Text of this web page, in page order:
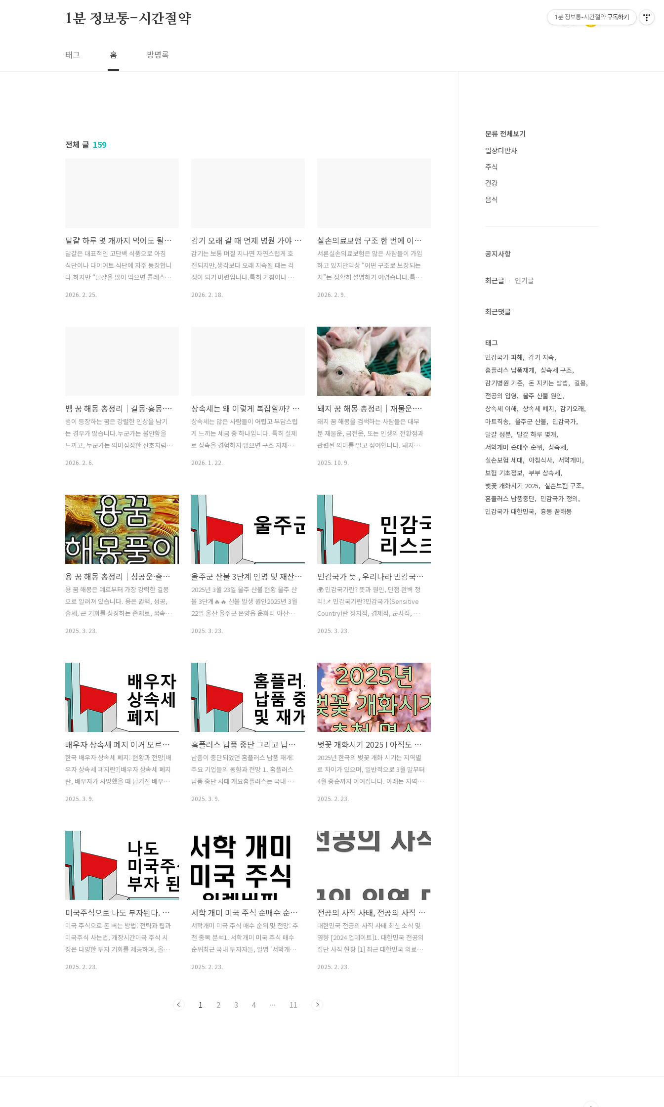
1분 정보통-시간절약
태그 홈 방명록
전체 글 159
달걀 하루 몇 개까지 먹어도 될까? 콜레스테롤 기준 정리 (2026)
달걀은 대표적인 고단백 식품으로 아침
식단이나 다이어트 식단에 자주 등장합니
다.하지만 “달걀을 많이 먹으면 콜레스테
테롤 섭취량을 300mg 이하로 제한하라
는 권고가 있었습니다.하지만 최근 연구
에서는 식이 콜레스테롤이 혈중 콜레스테
롤에 미치는 영향은 개인차가 크다는 결
2026. 2. 25.
감기 오래 갈 때 언제 병원 가야 할까? 증상별 기준 정리
감기는 보통 며칠 지나면 자연스럽게 호
전되지만,생각보다 오래 지속될 때는 걱
정이 되기 마련입니다.특히 기침이나 열
이상 지속될 때열이 계속 유지되거나해열
제에도 잘 떨어지지 않는 경우에는단순
감기 외 다른 질환 가능성을 확인하는 것
이 좋습니다.2. 기침이 2주 이상 지속될
른 호흡기..
2026. 2. 18.
실손의료보험 구조 한 번에 이해하기｜왜 세대별로 다를까?
서론실손의료보험은 많은 사람들이 가입
하고 있지만막상 “어떤 구조로 보장되는
지”는 정확히 설명하기 어렵습니다.특히1
경우도 많습니다.이 글에서는실손보험의
기본 구조와 세대별 차이를가입 권유 없
이, 이해 중심으로 정리해봅니다. 실손의
료보험의 기본 구조실손보험은병원에서
실제로 지출한 의료비 중일정 부분을 보
장해주는 보험입니다.즉,진단비처럼 “정
해진 금액”을 받는 구조가 아니라실제로
낸 의료비를 기준으로 보장합니다.그래서
실손보험은보장 범위와 자기부담금 구조
가매우 중요하게 작용합니다.왜 실손보험
은 세대가 나뉘었을까?실손보험은 시간
급 부담으로 인해여러 차례..
2026. 2. 9.
뱀 꿈 해몽 총정리｜길몽·흉몽·상황별 의미 한눈에 정리
뱀이 등장하는 꿈은 강렬한 인상을 남기
는 경우가 많습니다.누군가는 불안함을
느끼고, 누군가는 의미심장한 신호처럼
이 글에서는 뱀 꿈의 기본적인 상징 의미
부터길몽과 흉몽, 그리고 상황별 해석까
지 차분하게 정리해봅니다. 뱀 꿈의 기본
적인 상징 의미꿈에서 뱀은 보통 변화, 경
계심, 본능, 숨겨진 감정을 상징합니다.현
실에서 쉽게 드러나지 않는 감정이나무의
식 속에서 쌓여 있던 긴장감이뱀이라는
형태로 나타나는 경우가 많습니다.따라서
뱀 꿈은현재 자신의 상황이나 심리 상태
를 돌아볼 필요가 있다는신호로 해석되는
경우가 많습니다. 길몽으로 해석되는 뱀
않고조용히 스쳐..
2026. 2. 6.
상속세는 왜 이렇게 복잡할까? 계산 구조를 이해하면 보이는 것들 (2026)
상속세는 많은 사람들이 어렵고 부담스럽
게 느끼는 세금 중 하나입니다. 특히 실제
로 상속을 경험하지 않으면 구조 자체를
해하면 무엇이 보이는지를 2026년 기준
으로 정리해봅니다. 상속세란 무엇을 기
준으로 매겨질까? 상속세는 단순히 ‘얼마
를 받았느냐’만으로 결정되지 않습니다.
상속 재산의 종류, 상속인의 관계, 공제 항
목 등이 함께 고려됩니다. 그래서 같은 금
액을 상속받더라도 상황에 따라 실제 세
금 부담은 크게 달라질 수 있습니다. 상속
세 계산 구조의 기본 흐름 상속세는 크게
다음과 같은 순서로 계산됩니다. 1. 전체
상속 재산 평가 2. 공제 항목 적용 3. 과세
2026. 1. 22.
돼지 꿈 해몽 총정리｜재물운·길몽·흉몽 상황별 의미 완벽 해석 (2026)
돼지 꿈 해몽을 검색하는 사람들은 대부
분 재물운, 금전운, 또는 인생의 전환점과
관련된 의미를 알고 싶어합니다. 돼지는
이 글에서는 돼지 꿈의 기본적인 상징 의
미부터, 재물운이 강한 길몽, 주의가 필요
한 흉몽, 상황별·색깔별·행동별 돼지 꿈
해몽까지 2026년 기준으로 한 번에 정리
해드립니다. 돼지 꿈의 기본적인 상징 의
미돼지는 전통적으로 재물, 풍요, 번영을
상징합니다. 꿈에서 돼지가 건강하고 활
발한 모습으로 등장했다면 금전운 상승이
나 좋은 기회가 찾아올 가능성을 의미합
니다. 재물운이 강한 돼지 꿈 (대표적인 길
몽)재물이나 귀한 기회가 스스로 찾아오
2025. 10. 9.
용 꿈 해몽 총정리｜성공운·출세운·사업운 상승 신호 완벽 해석 (2026)
용 꿈 해몽은 예로부터 가장 강력한 길몽
으로 알려져 있습니다. 용은 권력, 성공,
출세, 큰 기회를 상징하는 존재로, 꿈속에
출세운이 강한 길몽, 주의가 필요한 용 꿈,
상황별·색깔별·행동별 용 꿈 해몽까지
2026년 기준으로 체계적으로 정리해드립
니다. 용 꿈의 기본적인 상징 의미 용은 꿈
해몽에서 가장 강력한 상징 중 하나로, 권
력, 명예, 성공, 인생의 도약을 의미합니
다. 특히 용이 하늘로 오르거나 빛나는 모
습으로 등장했다면 사회적 지위 상승이나
큰 성취를 암시하는 길몽으로 해석됩니
다. 성공운·출세운이 강한 용 꿈 (대표적
인 길몽) 용이 하늘로 올라가는 꿈 인생의
2025. 3. 23.
울주군 산불 3단계 인명 및 재산 피해가 이 정도야?
2025년 3월 23일 울주 산불 현황 울주 산
불 3단계🔥🔥 산불 발생 원인2025년 3월
22일 울산 울주군 온양읍 운화리 야산에
통해 확인될 예정입니다. 🚒🌲 피해 현황
산불로 인해 현재까지 울주 산불은 3단계
발령이 났으며 약 85헥타르(ha)의 산림이
피해를 입었으며, 화선 길이는 11.5km에
달합니다. 🏞️ 이로 인해 인근 주민들이 대
피하였고, 현재까지 인명 피해는 없었습
니다. 80명의 주민들이 대피소로 이동한
상태입니다. 👨‍👩‍👧‍👦🚁 진화 현황산불
발생 직후 산림 당국은 산불 대응 2단계를
발령하고, 헬기 9대, 700여 명의 인력을
투입하여 진화 작업을..
2025. 3. 23.
민감국가 뜻 , 우리나라 민감국가 지정 (feat. 미국)
🌍 민감국가란? 뜻과 원인, 단점 완벽 정
리!📌 민감국가란?민감국가(Sensitive
Country)란 정치적, 경제적, 군사적, 외
부 요인에 의해 불안정성이 높아지며, 국
제사회에서 특정한 제한이나 규제를 받을
수도 있습니다.✅ 민감국가의 특징✔ 외교
적 갈등이 잦음 ✔ 경제적 변동성이 높음
✔ 국제 규제 및 제재 대상이 될 가능성이
있음 ✔ 내부 정치적 불안 요소가 많음 ✔
지정학적 리스크가 큼❓ 왜 민감국가가 되
는가?민감국가가 되는 원인은 여러 가지
가 있지만, 대표적으로 정치, 경제, 군사,
외교적인 요인들이 주요 원인으로 작용합
니다.1️⃣ 정치적 요인 🏛민감국가의 주요
2025. 3. 23.
배우자 상속세 폐지 이거 모르면 돈 잃어요 큰일납니다
한국 배우자 상속세 폐지: 현황과 전망[배
우자 상속세 폐지란?]배우자 상속세 폐지
란, 배우자가 사망했을 때 남겨진 배우자
며, 배우자가 상속을 받을 경우 일정 금액
까지는 공제 혜택이 주어지지만, 여전히
상당한 세금 부담이 존재합니다. [한국의
현행 배우자 상속세 제도]현재 대한민국
의 상속세 제도는 다음과 같이 운영됩니
다.기본 공제: 5억 원배우자 상속 공제: 최
소 5억 원~최대 30억 원과세표준 및 세
율:1억 원 이하: 10%1억~5억 원: 20%5
억~10억 원: 30%10억~30억 원: 40%30
억 원 초과: 50%배우자가 상속받는 경우
일정 금액까지 공제가 가능하지만, 그 이
2025. 3. 9.
홈플러스 납품 중단 그리고 납품 재개
납품이 중단되었던 홈플러스 납품 재개:
주요 기업들의 동향과 전망 1. 홈플러스
납품 중단 사태 개요홈플러스는 국내 대
업체들이 대금 회수 우려로 인해 납품을
중단하는 사태가 발생했습니다. 이로 인
해 홈플러스 매장에서 일부 품목이 품절
되는 등 소비자 불편이 커졌습니다.하지
만 최근 일부 식품업체들이 납품을 재개
하면서 공급망 안정화에 대한 기대가 높
아지고 있습니다. 이번 글에서는 홈플러
스의 납품 재개와 관련한 주요 기업들의
동향과 전망에 대해 살펴보겠습니다. 2.
납품 재개를 결정한 기업들홈플러스의 운
품을 다시 시작하기..
2025. 3. 9.
벚꽃 개화시기 2025 I 아직도 여기를 몰라?
2025년 한국의 벚꽃 개화 시기는 지역별
로 차이가 있으며, 일반적으로 3월 말부터
4월 중순까지 이어집니다. 아래는 지역별
화 예상 시기 및 명소1. 제주도예상 개화
시기: 3월 21일경예상 만개 시기: 3월 26
일경추천 명소: 전농로 벚꽃길: 제주시 전
려하게 피어납니다.제주대학교 입구: 학
교 앞 도로가 벚꽃 터널로 변신하여 아름
다운 풍경을 자아냅니다.한라수목원 벚꽃
길: 자연 속에서 벚꽃을 감상할 수 있는 힐
링 명소로 알려져 있습니다.가시리 정석
비행장: 정석비행장으로 가는 드라이브
2025. 2. 23.
미국주식으로 나도 부자된다. 미국 주식 사는법 개장시간
미국 주식으로 돈 버는 방법: 전략과 팁과
미국주식 사는법, 개장시간미국 주식 시
장은 다양한 투자 기회를 제공하며, 올바
2025. 2. 23.
서학 개미 미국 주식 순매수 순위, 향후 상승 가능성
서학개미 미국 주식 매수 순위 및 전망: 추
천 종목 분석1. 서학개미 미국 주식 매수
순위최근 국내 투자자들, 일명 '서학개
상위 10개 종목은 다음과 같습니다:테슬
2025. 2. 23.
전공의 사직 사태, 전공의 사직 입영 대란
대한민국 전공의 사직 사태 최신 소식 및
영향 [2024 업데이트]1. 대한민국 전공의
집단 사직 현황 [1] 최근 대한민국 의료계
17%) [3] 기존 집계(625명)보다 약 350
2025. 2. 23.
1 2 3 4 ··· 11
분류 전체보기
일상다반사
주식
건강
음식
공지사항
최근글 인기글
최근댓글
태그
민감국가 피해
감기 지속
홈플러스 납품재개
상속세 구조
감기병원 기준
돈 지키는 방법
길몽
전공의 입영
울주 산불 원인
상속세 이해
상속세 폐지
감기오래
마트직송
울주군 산불
민감국가
달걀 성분
달걀 하루 몇개
서학개미 순매수 순위
상속세
실손보험 세대
아침식사
서학개미
보험 기초정보
부부 상속세
벚꽃 개화시기 2025
실손보험 구조
홈플러스 납품중단
민감국가 정의
민감국가 대한민국
흉몽 꿈해몽
1분 정보통-시간절약 구독하기